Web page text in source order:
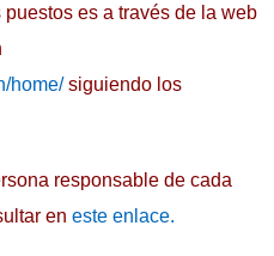
es a través de la web
home/ siguiendo los
responsable de cada
en este enlace.